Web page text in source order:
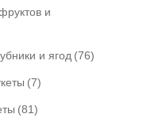
и
и ягод (76)
(7)
(81)